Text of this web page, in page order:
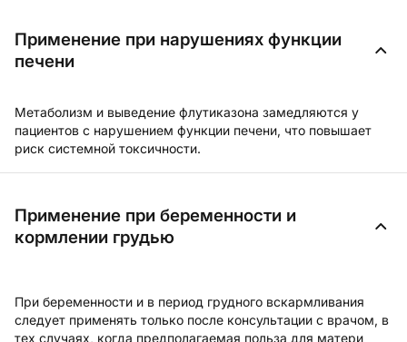
Применение при нарушениях функции
печени
Метаболизм и выведение флутиказона замедляются у
пациентов с нарушением функции печени, что повышает
риск системной токсичности.
Применение при беременности и
кормлении грудью
При беременности и в период грудного вскармливания
следует применять только после консультации с врачом, в
тех случаях, когда предполагаемая польза для матери